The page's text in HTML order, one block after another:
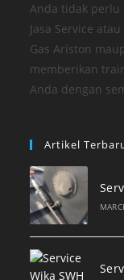
Anda tidak perlu
Jasa Service
Gas Ariston
memberikan
Anda dengan
Artikel